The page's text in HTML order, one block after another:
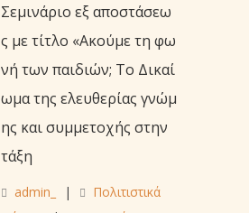
Σεμινάριο εξ αποστάσεω
ς με τίτλο «Ακούμε τη φω
νή των παιδιών; Το Δικαί
ωμα της ελευθερίας γνώμ
ης και συμμετοχής στην
τάξη
admin_ |
Πολιτιστικά